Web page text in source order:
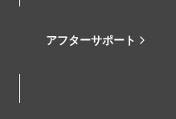
アフターサポート